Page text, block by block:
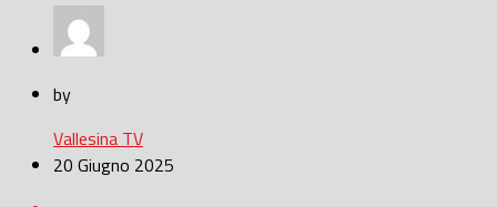
by
Vallesina TV
20 Giugno 2025